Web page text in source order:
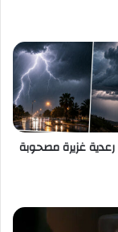
رعدية غزيرة مصحوبة